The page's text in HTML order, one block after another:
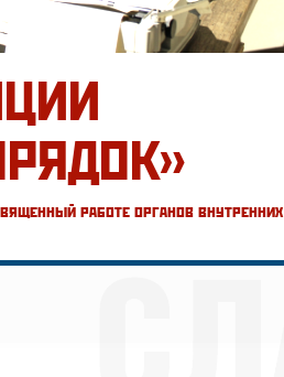
работе органов внутренних